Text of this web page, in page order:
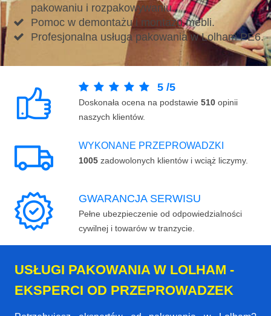
pakowaniu i rozpakowywaniu.
Pomoc w demontażu i montażu mebli.
Profesjonalna usługa pakowania w Lolham PE6.
5 /5
Doskonała ocena na podstawie 510 opinii
naszych klientów.
WYKONANE PRZEPROWADZKI
1005 zadowolonych klientów i wciąż liczymy.
GWARANCJA SERWISU
Pełne ubezpieczenie od odpowiedzialności
cywilnej i towarów w tranzycie.
USŁUGI PAKOWANIA W LOLHAM -
EKSPERCI OD PRZEPROWADZEK